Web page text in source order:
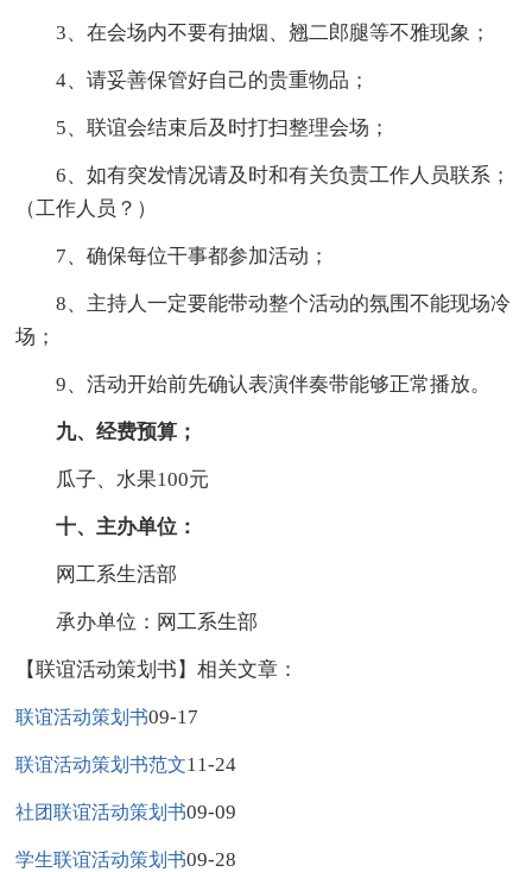
3、在会场内不要有抽烟、翘二郎腿等不雅现象；
4、请妥善保管好自己的贵重物品；
5、联谊会结束后及时打扫整理会场；
6、如有突发情况请及时和有关负责工作人员联系；
（工作人员？）
7、确保每位干事都参加活动；
8、主持人一定要能带动整个活动的氛围不能现场冷
场；
9、活动开始前先确认表演伴奏带能够正常播放。
九、经费预算；
瓜子、水果100元
十、主办单位：
网工系生活部
承办单位：网工系生部
【联谊活动策划书】相关文章：
联谊活动策划书09-17
联谊活动策划书范文11-24
社团联谊活动策划书09-09
学生联谊活动策划书09-28